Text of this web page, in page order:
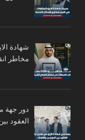
مخاطر
دور جهة
العقود